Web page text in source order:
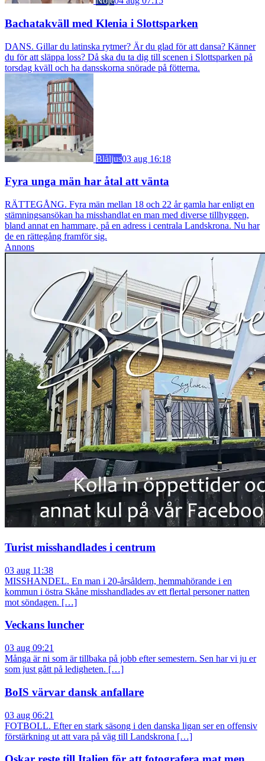
Bachatakväll med Klenia i Slottsparken
DANS. Gillar du latinska rytmer? Är du glad för att dansa? Känner
du för att släppa loss? Då ska du ta dig till scenen i Slottsparken på
torsdag kväll och ha dansskorna snörade på fötterna.
Blåljus03 aug 16:18
Fyra unga män har åtal att vänta
RÄTTEGÅNG. Fyra män mellan 18 och 22 år gamla har enligt en
stämningsansökan ha misshandlat en man med diverse tillhyggen,
bland annat en hammare, på en adress i centrala Landskrona. Nu har
de en rättegång framför sig.
Annons
Turist misshandlades i centrum
03 aug 11:38
MISSHANDEL. En man i 20-årsåldern, hemmahörande i en
kommun i östra Skåne misshandlades av ett flertal personer natten
mot söndagen. […]
Veckans luncher
03 aug 09:21
Många är ni som är tillbaka på jobb efter semestern. Sen har vi ju er
som just gått på ledigheten. […]
BoIS värvar dansk anfallare
03 aug 06:21
FOTBOLL. Efter en stark säsong i den danska ligan ser en offensiv
förstärkning ut att vara på väg till Landskrona […]